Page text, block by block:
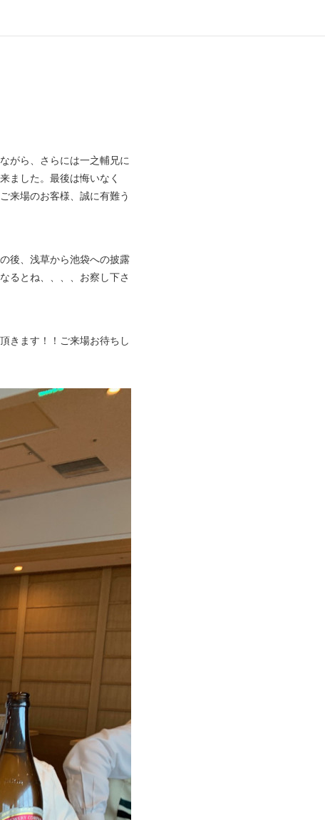
がら、さらには一之輔兄に
ました。最後は悔いなく
来場のお客様、誠に有難う
後、浅草から池袋への披露
るとね、、、、お察し下さ
きます！！ご来場お待ちし